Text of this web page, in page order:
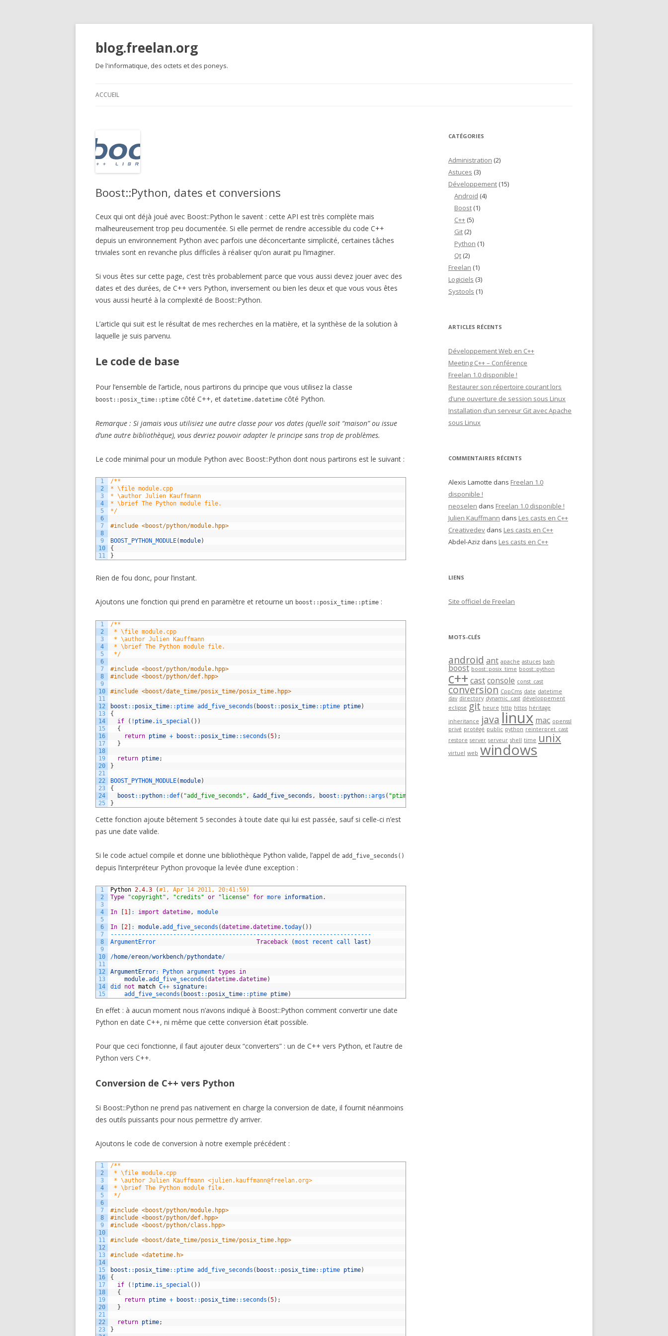
blog.freelan.org
De l'informatique, des octets et des poneys.
ACCUEIL
Boost::Python, dates et conversions
Ceux qui ont déjà joué avec Boost::Python le savent : cette API est très complète mais
malheureusement trop peu documentée. Si elle permet de rendre accessible du code C++
depuis un environnement Python avec parfois une déconcertante simplicité, certaines tâches
triviales sont en revanche plus difficiles à réaliser qu’on aurait pu l’imaginer.
Si vous êtes sur cette page, c’est très probablement parce que vous aussi devez jouer avec des
dates et des durées, de C++ vers Python, inversement ou bien les deux et que vous vous êtes
vous aussi heurté à la complexité de Boost::Python.
L’article qui suit est le résultat de mes recherches en la matière, et la synthèse de la solution à
laquelle je suis parvenu.
Le code de base
Pour l’ensemble de l’article, nous partirons du principe que vous utilisez la classe
boost::posix_time::ptime côté C++, et datetime.datetime côté Python.
Remarque : Si jamais vous utilisiez une autre classe pour vos dates (quelle soit “maison” ou issue
d’une autre bibliothèque), vous devriez pouvoir adapter le principe sans trop de problèmes.
Le code minimal pour un module Python avec Boost::Python dont nous partirons est le suivant :
1
2
3
4
5
6
7
8
9
10
11
/**
* \file module.cpp
* \author Julien Kauffmann
* \brief The Python module file.
*/
#include <boost/python/module.hpp>
BOOST_PYTHON_MODULE(module)
{
}
Rien de fou donc, pour l’instant.
Ajoutons une fonction qui prend en paramètre et retourne un boost::posix_time::ptime :
1
2
3
4
5
6
7
8
9
10
11
12
13
14
15
16
17
18
19
20
21
22
23
24
25
/**
* \file module.cpp
* \author Julien Kauffmann
* \brief The Python module file.
*/
#include <boost/python/module.hpp>
#include <boost/python/def.hpp>
#include <boost/date_time/posix_time/posix_time.hpp>
boost :: posix_time:: ptime add_five_seconds ( boost :: posix_time:: ptime ptime)
{
if
( ! ptime. is_special ( ) )
{
return ptime + boost :: posix_time:: seconds (5) ;
}
return ptime;
}
BOOST_PYTHON_MODULE(module)
{
boost :: python::def( "add_five_seconds" , &add_five_seconds , boost :: python::args ( "ptime"
}
Cette fonction ajoute bêtement 5 secondes à toute date qui lui est passée, sauf si celle-ci n’est
pas une date valide.
Si le code actuel compile et donne une bibliothèque Python valide, l’appel de add_five_seconds()
depuis l’interpréteur Python provoque la levée d’une exception :
1
2
3
4
5
6
7
8
9
10
11
12
13
14
15
Python 2.4.3 (#1, Apr 14 2011, 20:41:59)
Type
"copyright" , "credits" or "license" for more information.
In 1 : import datetime, module
In 2 : module.add_five_seconds (datetime.datetime.today( ) )
-- -- -- -- -- -- -- -- -- -- -- -- -- -- -- -- -- -- -- -- -- -- -- -- -- -- -- -- -- -- -- -- -- -- -- -- -- -
ArgumentError Traceback (most recent call last )
/home/ereon/workbench/pythondate/
ArgumentError: Python argument types
in
module.add_five_seconds (datetime.datetime)
did not match C++ signature:
add_five_seconds ( boost :: posix_time:: ptime ptime)
En effet : à aucun moment nous n’avons indiqué à Boost::Python comment convertir une date
Python en date C++, ni même que cette conversion était possible.
Pour que ceci fonctionne, il faut ajouter deux “converters” : un de C++ vers Python, et l’autre de
Python vers C++.
Conversion de C++ vers Python
Si Boost::Python ne prend pas nativement en charge la conversion de date, il fournit néanmoins
des outils puissants pour nous permettre d’y arriver.
Ajoutons le code de conversion à notre exemple précédent :
1
2
3
4
5
6
7
8
9
10
11
12
13
14
15
16
17
18
19
20
21
22
23
/**
* \file module.cpp
* \author Julien Kauffmann <julien.kauffmann@freelan.org>
* \brief The Python module file.
*/
#include <boost/python/module.hpp>
#include <boost/python/def.hpp>
#include <boost/python/class.hpp>
#include <boost/date_time/posix_time/posix_time.hpp>
#include <datetime.h>
boost :: posix_time:: ptime add_five_seconds ( boost :: posix_time:: ptime ptime)
{
if
( ! ptime. is_special ( ) )
{
return ptime + boost :: posix_time:: seconds (5) ;
}
return ptime;
}
CATÉGORIES
Administration (2)
Astuces (3)
Développement (15)
Android (4)
Boost (1)
C++ (5)
Git (2)
Python (1)
Qt (2)
Freelan (1)
Logiciels (3)
Systools (1)
ARTICLES RÉCENTS
Développement Web en C++
Meeting C++ – Conférence
Freelan 1.0 disponible !
Restaurer son répertoire courant lors
d’une ouverture de session sous Linux
Installation d’un serveur Git avec Apache
sous Linux
COMMENTAIRES RÉCENTS
Alexis Lamotte dans Freelan 1.0
disponible !
neoselen dans Freelan 1.0 disponible !
Julien Kauffmann dans Les casts en C++
Creativedev dans Les casts en C++
Abdel-Aziz dans Les casts en C++
LIENS
Site officiel de Freelan
MOTS-CLÉS
android ant apache astuces bash
boost boost::posix_time boost::python
c++ castconsole const_cast
conversion CppCms date datetime
dav directory dynamic_cast développement
eclipse git heure http https héritage
inheritance java linux mac openssl
privé protégé public python reinterpret_cast
restore server serveur shell time unix
virtuel web windows